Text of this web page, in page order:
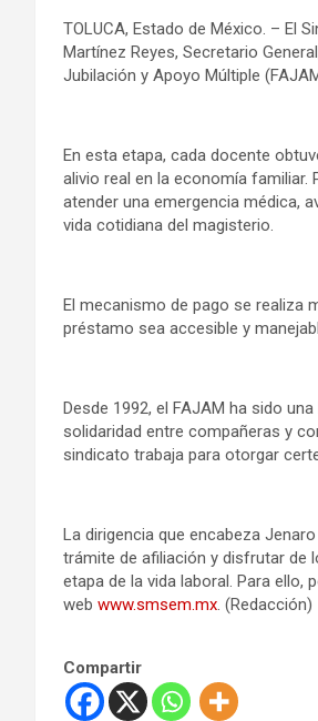
TOLUCA, Estado de México. – El
Martínez Reyes, Secretario
Jubilación y Apoyo Múltiple
En esta etapa, cada docente
alivio real en la economía
atender una emergencia médica,
vida cotidiana del magisterio.
El mecanismo de pago se realiza
préstamo sea accesible y
Desde 1992, el FAJAM ha sido
solidaridad entre compañeras y
sindicato trabaja para otorgar
La dirigencia que encabeza
trámite de afiliación y disfrutar de
etapa de la vida laboral. Para
web www.smsem.mx. (Redacción)
Compartir